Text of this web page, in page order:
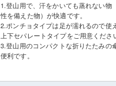
1.登山用で、汗をかいても蒸れない物
性を備えた物）が快適です。
2.ポンチョタイプは足が濡れるので使
上下セパレートタイプをご用意くださ
3.登山用のコンパクトな折りたたみの
便利です。